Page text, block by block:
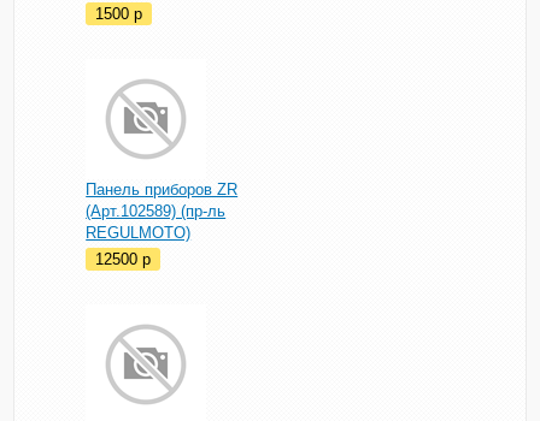
1500p
Панель приборов ZR
(Арт.102589) (пр-ль
REGULMOTO)
12500p